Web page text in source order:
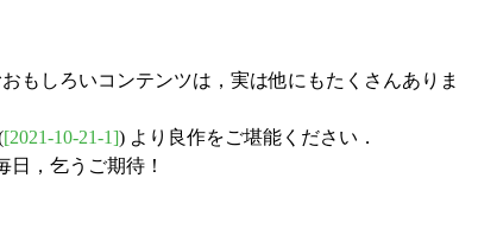
もしろいコンテンツは，実は他にもたくさんありま
[2021-10-21-1]) より良作をご堪能ください．
，乞うご期待！